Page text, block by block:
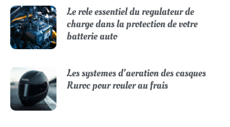
Le role essentiel du regulateur de
charge dans la protection de votre
batterie auto
Les systemes d’aeration des casques
Ruroc pour rouler au frais